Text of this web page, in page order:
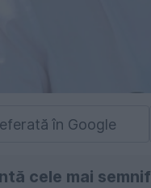
în Google
cele mai